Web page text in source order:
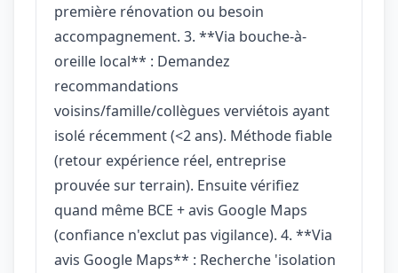
première rénovation ou besoin
accompagnement. 3. **Via bouche-à-
oreille local** : Demandez
recommandations
voisins/famille/collègues verviétois ayant
isolé récemment (<2 ans). Méthode fiable
(retour expérience réel, entreprise
prouvée sur terrain). Ensuite vérifiez
quand même BCE + avis Google Maps
(confiance n'exclut pas vigilance). 4. **Via
avis Google Maps** : Recherche 'isolation